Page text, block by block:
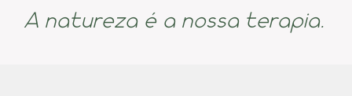
A natureza é a nossa terapia.